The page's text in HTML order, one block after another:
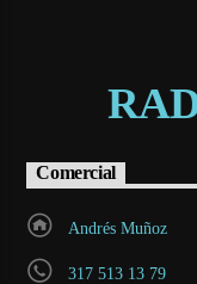
Comercial
Andrés Muñoz
317 513 13 79